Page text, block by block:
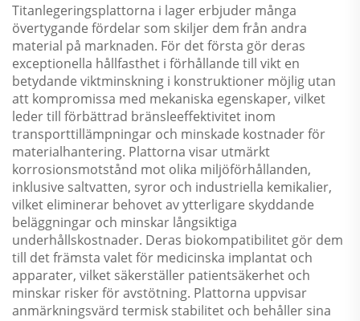
Titanlegeringsplattorna i lager erbjuder många
övertygande fördelar som skiljer dem från andra
material på marknaden. För det första gör deras
exceptionella hållfasthet i förhållande till vikt en
betydande viktminskning i konstruktioner möjlig utan
att kompromissa med mekaniska egenskaper, vilket
leder till förbättrad bränsleeffektivitet inom
transporttillämpningar och minskade kostnader för
materialhantering. Plattorna visar utmärkt
korrosionsmotstånd mot olika miljöförhållanden,
inklusive saltvatten, syror och industriella kemikalier,
vilket eliminerar behovet av ytterligare skyddande
beläggningar och minskar långsiktiga
underhållskostnader. Deras biokompatibilitet gör dem
till det främsta valet för medicinska implantat och
apparater, vilket säkerställer patientsäkerhet och
minskar risker för avstötning. Plattorna uppvisar
anmärkningsvärd termisk stabilitet och behåller sina